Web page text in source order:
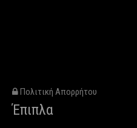
Πολιτική Απορρήτου
Έπιπλα